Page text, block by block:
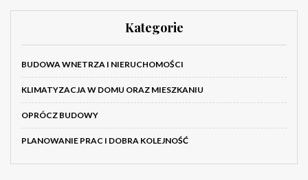
Kategorie
BUDOWA WNETRZA I NIERUCHOMOŚCI
KLIMATYZACJA W DOMU ORAZ MIESZKANIU
OPRÓCZ BUDOWY
PLANOWANIE PRAC I DOBRA KOLEJNOŚĆ